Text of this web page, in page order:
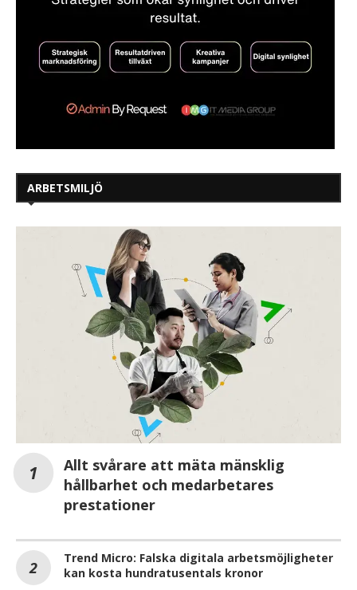
ARBETSMILJÖ
Allt svårare att mäta mänsklig
hållbarhet och medarbetares
prestationer
Trend Micro: Falska digitala arbetsmöjligheter
kan kosta hundratusentals kronor